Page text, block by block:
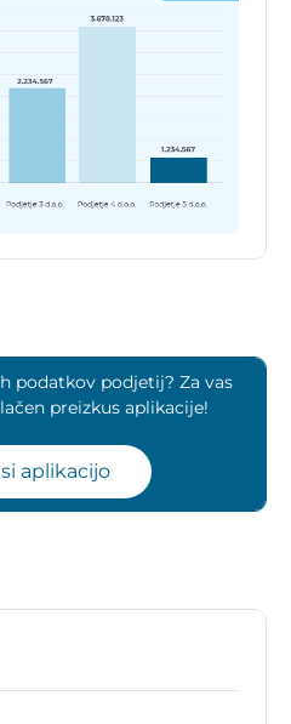
podatkov podjetij? Za vas
preizkus aplikacije!
aplikacijo